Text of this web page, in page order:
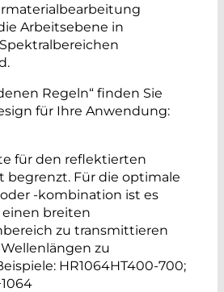
Arbeitsebene in
Regeln“ finden Sie
für Ihre Anwendung:
für den reflektierten
begrenzt. Für die optimale
-kombination ist es
einen breiten
zu transmittieren
zu
HR1064HT400-700;